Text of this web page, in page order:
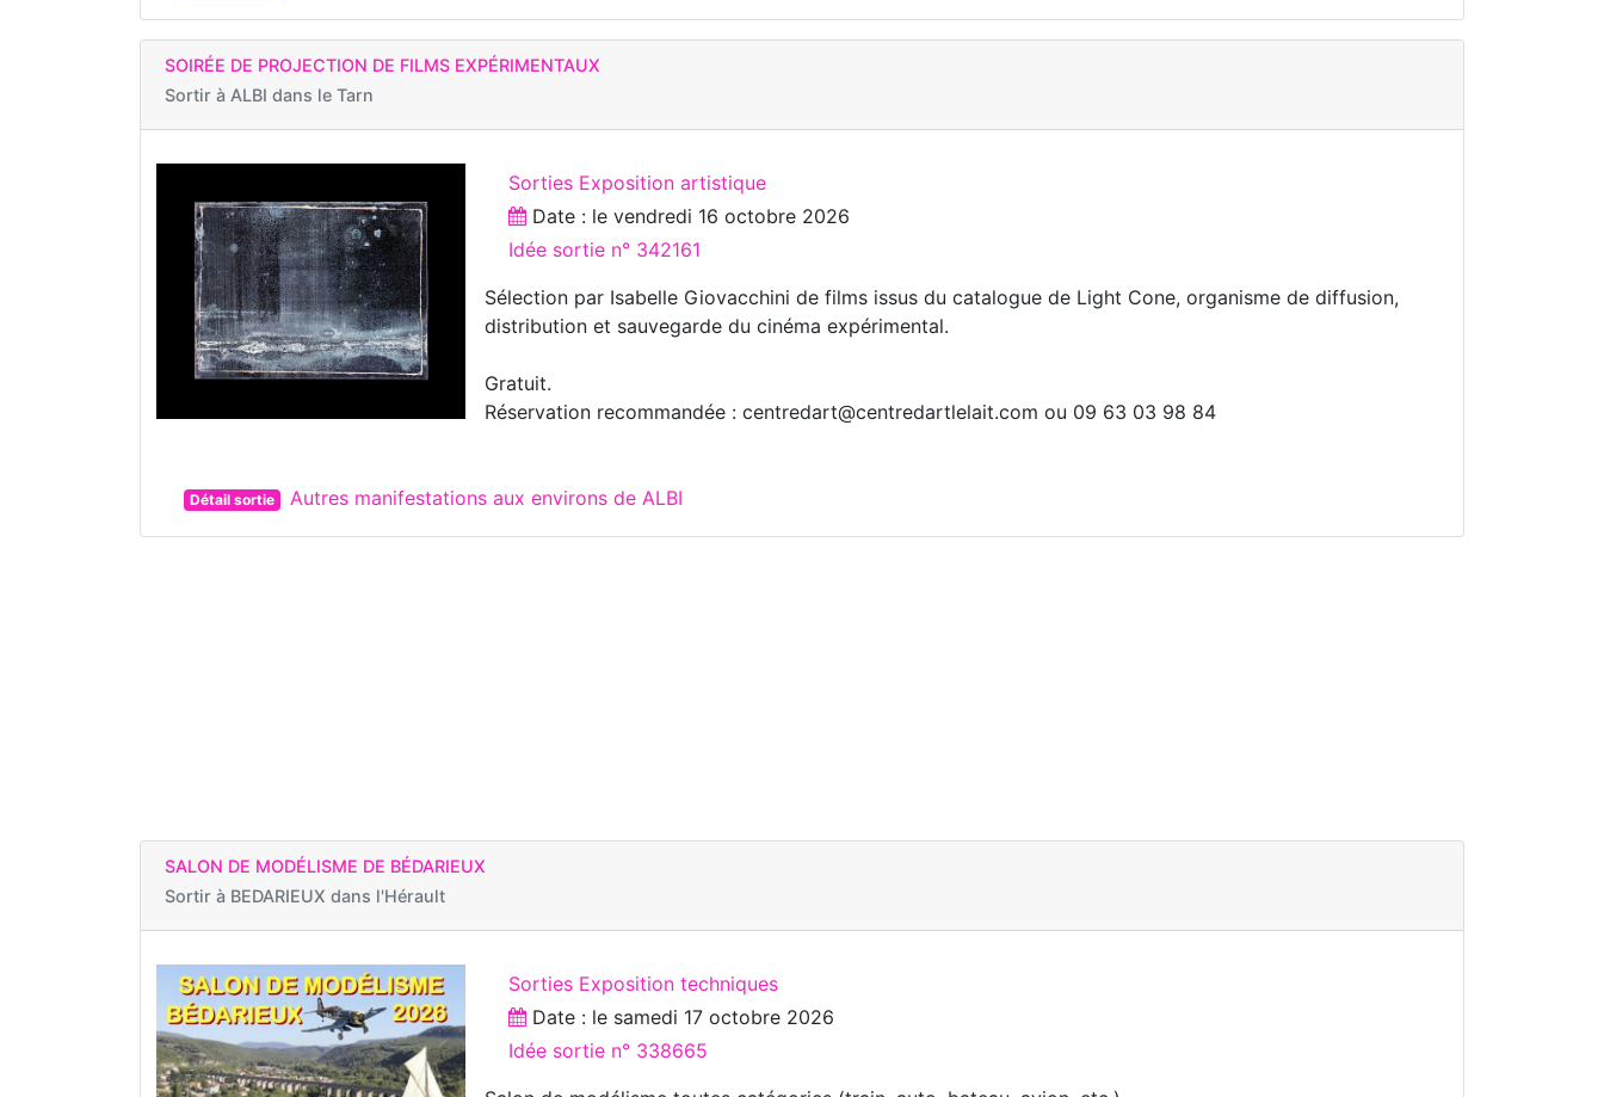
SOIRÉE DE PROJECTION DE FILMS EXPÉRIMENTAUX
Sortir à ALBI dans le Tarn
Sorties Exposition artistique
Date : le vendredi 16 octobre 2026
Idée sortie n° 342161
Sélection par Isabelle Giovacchini de films issus du catalogue de Light Cone, organisme de diffusion,
distribution et sauvegarde du cinéma expérimental.
Gratuit.
Réservation recommandée : centredart@centredartlelait.com ou 09 63 03 98 84
Détail sortie Autres manifestations aux environs de ALBI
SALON DE MODÉLISME DE BÉDARIEUX
Sortir à BEDARIEUX dans l'Hérault
Sorties Exposition techniques
Date : le samedi 17 octobre 2026
Idée sortie n° 338665